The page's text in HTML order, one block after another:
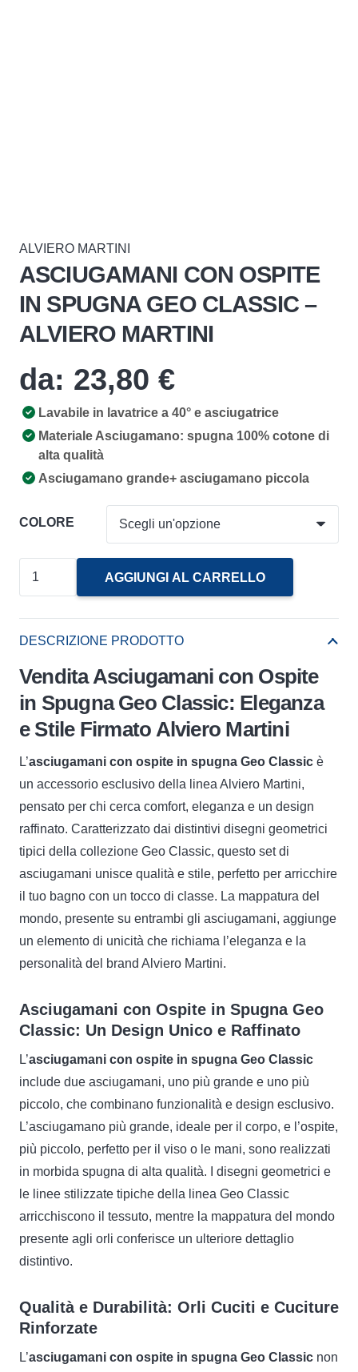
ALVIERO MARTINI
ASCIUGAMANI CON OSPITE
IN SPUGNA GEO CLASSIC –
ALVIERO MARTINI
da: 23,80 €
Lavabile in lavatrice a 40° e asciugatrice
Materiale Asciugamano: spugna 100% cotone di
alta qualità
Asciugamano grande+ asciugamano piccola
COLORE
in
Geo
Classic
-
Martini
quantità
AGGIUNGI AL CARRELLO
DESCRIZIONE PRODOTTO
Vendita Asciugamani con Ospite
in Spugna Geo Classic: Eleganza
e Stile Firmato Alviero Martini
L’asciugamani con ospite in spugna Geo Classic è
un accessorio esclusivo della linea Alviero Martini,
pensato per chi cerca comfort, eleganza e un design
raffinato. Caratterizzato dai distintivi disegni geometrici
tipici della collezione Geo Classic, questo set di
asciugamani unisce qualità e stile, perfetto per arricchire
il tuo bagno con un tocco di classe. La mappatura del
mondo, presente su entrambi gli asciugamani, aggiunge
un elemento di unicità che richiama l’eleganza e la
personalità del brand Alviero Martini.
Asciugamani con Ospite in Spugna Geo
Classic: Un Design Unico e Raffinato
L’asciugamani con ospite in spugna Geo Classic
include due asciugamani, uno più grande e uno più
piccolo, che combinano funzionalità e design esclusivo.
L’asciugamano più grande, ideale per il corpo, e l’ospite,
più piccolo, perfetto per il viso o le mani, sono realizzati
in morbida spugna di alta qualità. I disegni geometrici e
le linee stilizzate tipiche della linea Geo Classic
arricchiscono il tessuto, mentre la mappatura del mondo
presente agli orli conferisce un ulteriore dettaglio
distintivo.
Qualità e Durabilità: Orli Cuciti e Cuciture
Rinforzate
L’asciugamani con ospite in spugna Geo Classic non